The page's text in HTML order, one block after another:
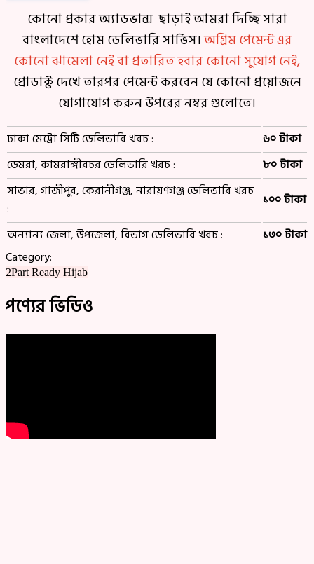
কোনো প্রকার অ্যাডভান্স ছাড়াই আমরা দিচ্ছি সারা
বাংলাদেশে হোম ডেলিভারি সার্ভিস।অগ্রিম পেমেন্ট এর
কোনো ঝামেলা নেই বা প্রতারিত হবার কোনো সুযোগ নেই,
প্রোডাক্ট দেখে তারপর পেমেন্ট করবেন যে কোনো প্রয়োজনে
যোগাযোগ করুন উপরের নম্বর গুলোতে।
ঢাকা মেট্রো সিটি ডেলিভারি খরচ :
৬০ টাকা
ডেমরা, কামরাঙ্গীরচর ডেলিভারি খরচ :
৮০ টাকা
সাভার, গাজীপুর, কেরানীগঞ্জ, নারায়ণগঞ্জ ডেলিভারি খরচ
:
১০০ টাকা
অন্যান্য জেলা, উপজেলা, বিভাগ ডেলিভারি খরচ :
১৩০ টাকা
Category:
2Part Ready Hijab
পণ্যের ভিডিও